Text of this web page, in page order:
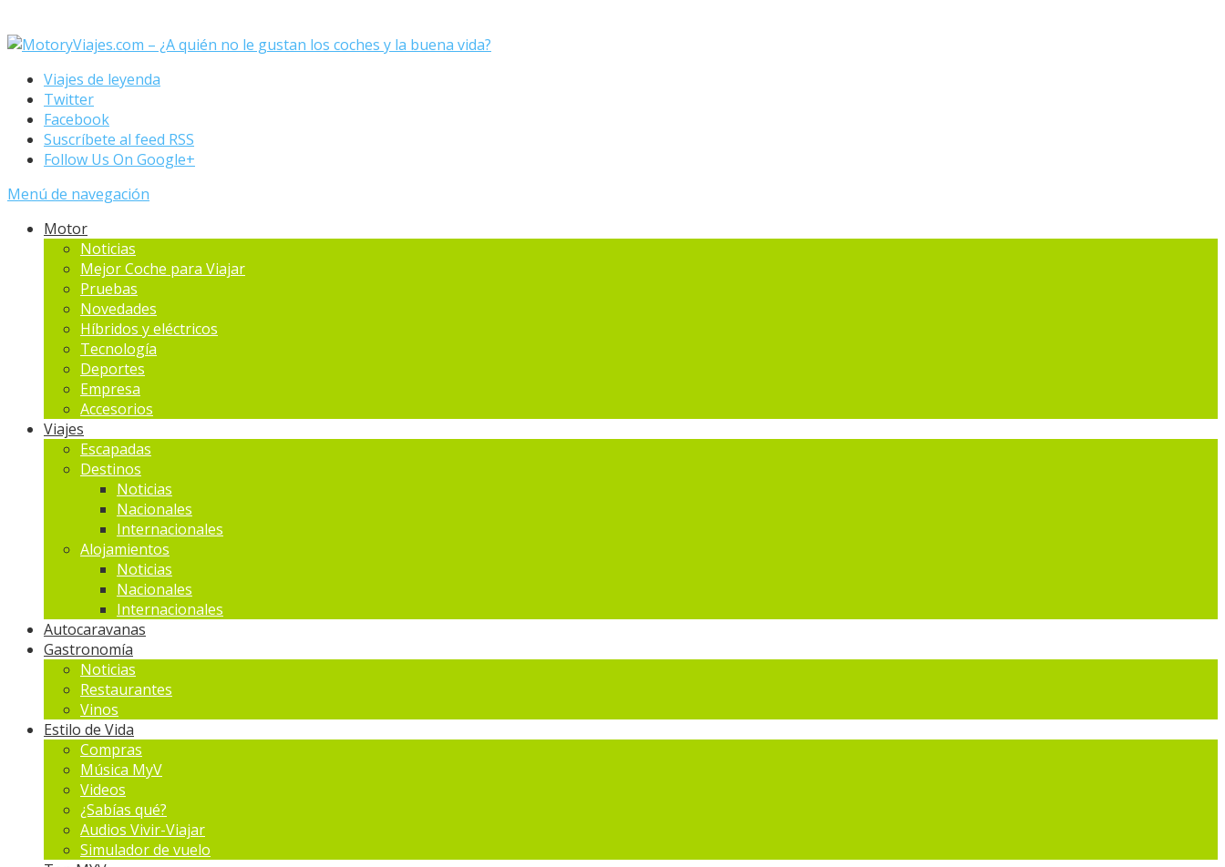
Viajes de leyenda
Twitter
Facebook
Suscríbete al feed RSS
Follow Us On Google+
Menú de navegación
Motor
Noticias
Mejor Coche para Viajar
Pruebas
Novedades
Hí­bridos y eléctricos
Tecnología
Deportes
Empresa
Accesorios
Viajes
Escapadas
Destinos
Noticias
Nacionales
Internacionales
Alojamientos
Noticias
Nacionales
Internacionales
Autocaravanas
Gastronomía
Noticias
Restaurantes
Vinos
Estilo de Vida
Compras
Música MyV
Videos
¿Sabías qué?
Audios Vivir-Viajar
Simulador de vuelo